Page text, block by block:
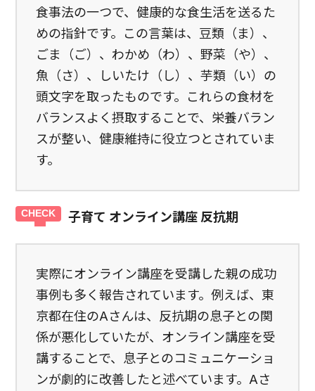
食事法の一つで、健康的な食生活を送るた
めの指針です。この言葉は、豆類（ま）、
ごま（ご）、わかめ（わ）、野菜（や）、
魚（さ）、しいたけ（し）、芋類（い）の
頭文字を取ったものです。これらの食材を
バランスよく摂取することで、栄養バラン
スが整い、健康維持に役立つとされていま
す。
子育て オンライン講座 反抗期
実際にオンライン講座を受講した親の成功
事例も多く報告されています。例えば、東
京都在住のAさんは、反抗期の息子との関
係が悪化していたが、オンライン講座を受
講することで、息子とのコミュニケーショ
ンが劇的に改善したと述べています。Aさ